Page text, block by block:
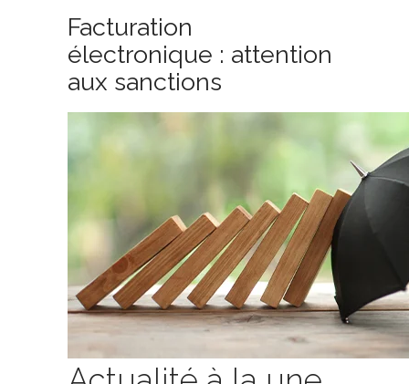
Facturation
électronique : attention
aux sanctions